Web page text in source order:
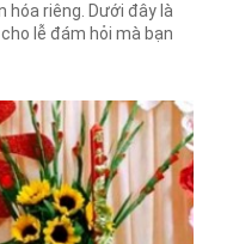
hóa riêng. Dưới đây là
lễ đám hỏi mà bạn